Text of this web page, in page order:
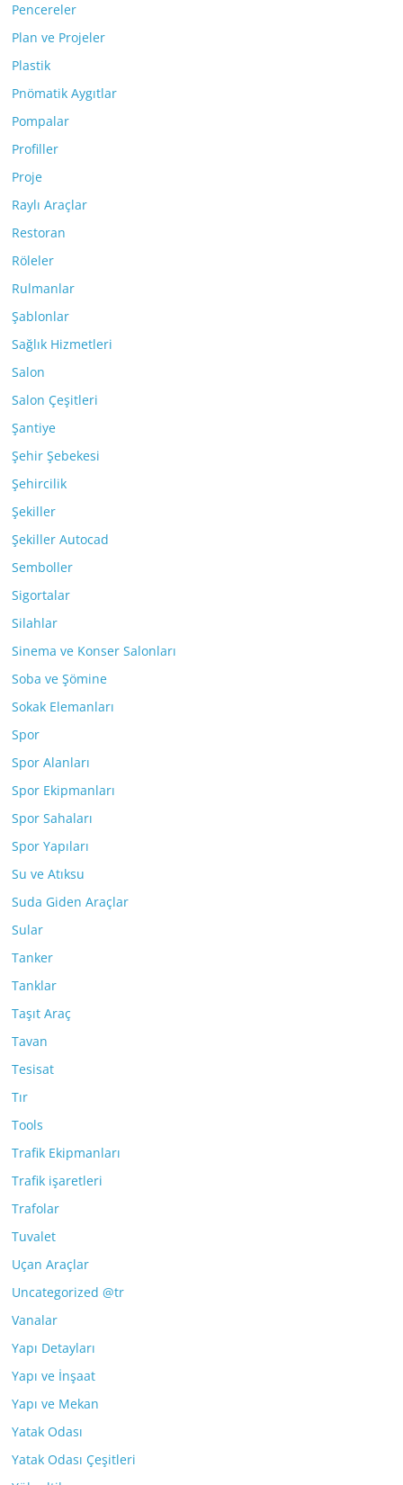
Pencereler
Plan ve Projeler
Plastik
Pnömatik Aygıtlar
Pompalar
Profiller
Proje
Raylı Araçlar
Restoran
Röleler
Rulmanlar
Şablonlar
Sağlık Hizmetleri
Salon
Salon Çeşitleri
Şantiye
Şehir Şebekesi
Şehircilik
Şekiller
Şekiller Autocad
Semboller
Sigortalar
Silahlar
Sinema ve Konser Salonları
Soba ve Şömine
Sokak Elemanları
Spor
Spor Alanları
Spor Ekipmanları
Spor Sahaları
Spor Yapıları
Su ve Atıksu
Suda Giden Araçlar
Sular
Tanker
Tanklar
Taşıt Araç
Tavan
Tesisat
Tır
Tools
Trafik Ekipmanları
Trafik işaretleri
Trafolar
Tuvalet
Uçan Araçlar
Uncategorized @tr
Vanalar
Yapı Detayları
Yapı ve İnşaat
Yapı ve Mekan
Yatak Odası
Yatak Odası Çeşitleri